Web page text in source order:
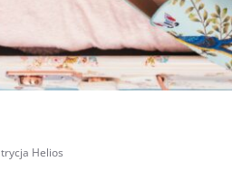
Helios